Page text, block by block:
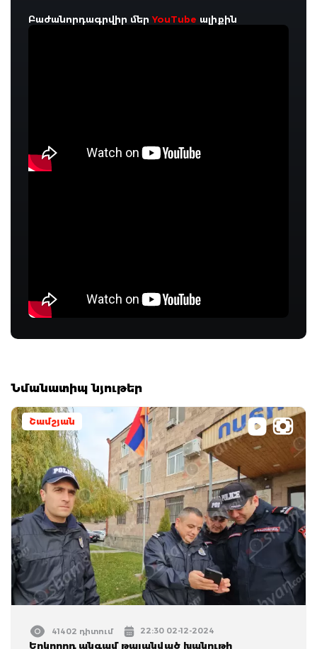
Բաժանորդագրվիր մերYouTube ալիքին
Նմանատիպ նյութեր
Շամշյան
41402 դիտում 22:30 02-12-2024
Երկրորդ անգամ թալանված խանութի